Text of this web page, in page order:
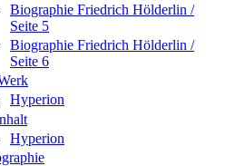
Biographie Friedrich Hölderlin /
Seite 5
Biographie Friedrich Hölderlin /
Seite 6
Hyperion
Hyperion